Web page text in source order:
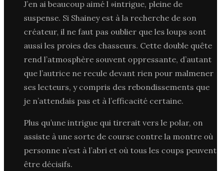
J’en ai beaucoup aimé l »intrigue, pleine de
suspense. Si Shainey est à la recherche de son
créateur, il ne faut pas oublier que les loups sont
aussi les proies des chasseurs. Cette double quête
rend l’atmosphère souvent oppressante, d’autant
que l’autrice ne recule devant rien pour malmener
ses lecteurs, y compris des rebondissements que
je n’attendais pas et à l’efficacité certaine.
Plus qu’une intrigue qui tirerait vers le polar, on
assiste à une sorte de course contre la montre où
personne n’est à l’abri et où tous les coups peuvent
être décisifs.